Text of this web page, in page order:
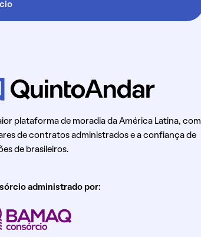
plataforma de moradia da América Latina, com
de contratos administrados e a confiança de
de brasileiros.
administrado por: